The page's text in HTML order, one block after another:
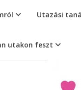
Utazási
utakon feszt